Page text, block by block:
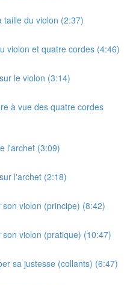
taille du violon (2:37)
violon et quatre cordes (4:46)
le violon (3:14)
à vue des quatre cordes
l'archet (3:09)
l'archet (2:18)
violon (principe) (8:42)
violon (pratique) (10:47)
sa justesse (collants) (6:47)